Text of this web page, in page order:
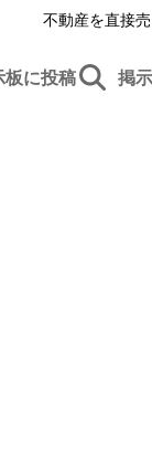
不動産を直接
板に投稿 掲